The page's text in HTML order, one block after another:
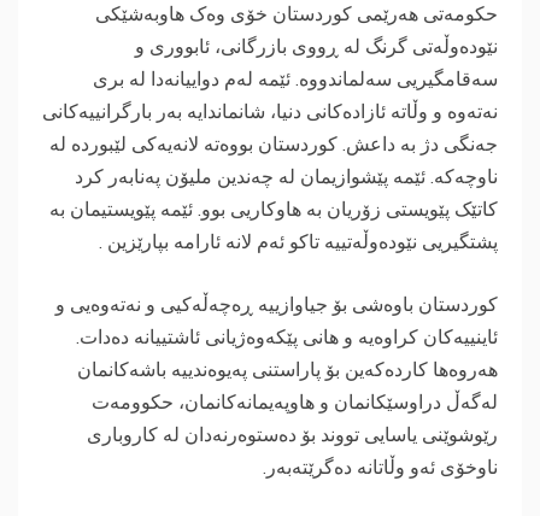
حکومەتی هەرێمی کوردستان خۆی وەک هاوبەشێکی
نێودەوڵەتی گرنگ لە ڕووی بازرگانی، ئابووری و
سەقامگیریی سەلماندووە. ئێمە لەم دواییانەدا لە بری
نەتەوە و وڵاتە ئازادەکانی دنیا، شانماندایە بەر بارگرانییەکانی
جەنگی دژ بە داعش. کوردستان بووەتە لانەیەکی لێبوردە لە
ناوچەکە. ئێمە پێشوازیمان لە چەندین ملیۆن پەنابەر کرد
کاتێک پێویستی زۆریان بە هاوکاریی بوو. ئێمە پێویستیمان بە
پشتگیریی نێودەوڵەتییە تاکو ئەم لانە ئارامە بپارێزین .
کوردستان باوەشی بۆ جیاوازییە ڕەچەڵەکیی و نەتەوەیی و
ئاینییەکان کراوەیە و هانی پێکەوەژیانی ئاشتییانە دەدات.
هەروەها کاردەکەین بۆ پاراستنی پەیوەندییە باشەکانمان
لەگەڵ دراوسێکانمان و هاوپەیمانەکانمان، حکوومەت
رێوشوێنی یاسایی تووند بۆ دەستوەرنەدان لە کاروباری
ناوخۆی ئەو وڵاتانە دەگرێتەبەر.